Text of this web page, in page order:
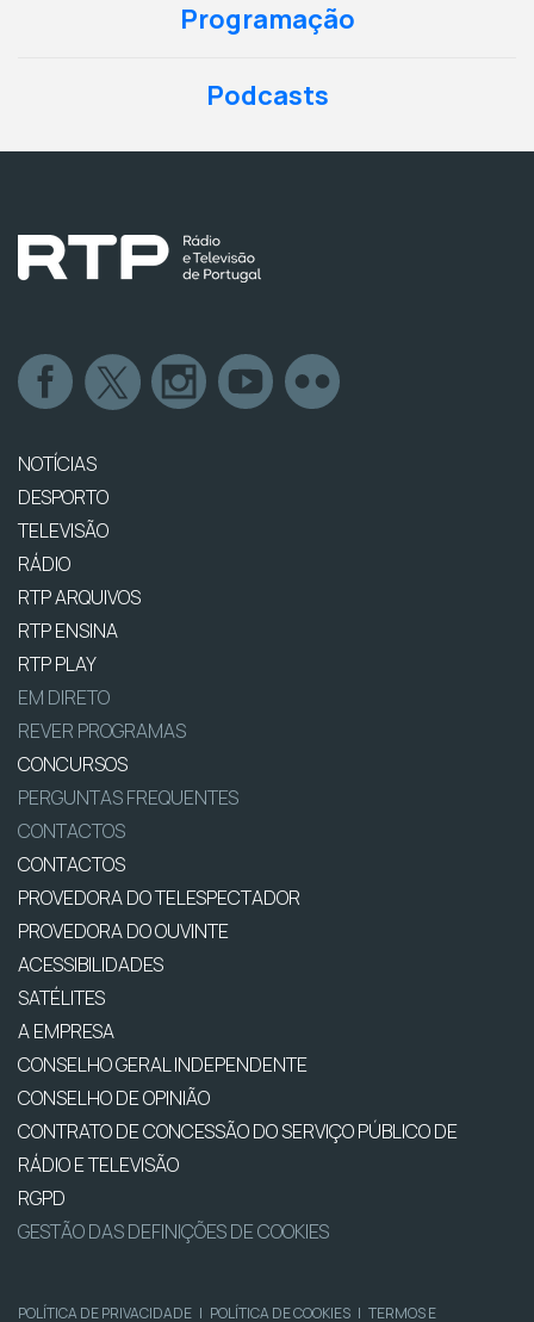
Programação
Podcasts
NOTÍCIAS
DESPORTO
TELEVISÃO
RÁDIO
RTP ARQUIVOS
RTP ENSINA
RTP PLAY
EM DIRETO
REVER PROGRAMAS
CONCURSOS
PERGUNTAS FREQUENTES
CONTACTOS
CONTACTOS
PROVEDORA DO TELESPECTADOR
PROVEDORA DO OUVINTE
ACESSIBILIDADES
SATÉLITES
A EMPRESA
CONSELHO GERAL INDEPENDENTE
CONSELHO DE OPINIÃO
CONTRATO DE CONCESSÃO DO SERVIÇO PÚBLICO DE
RÁDIO E TELEVISÃO
RGPD
GESTÃO DAS DEFINIÇÕES DE COOKIES
POLÍTICA DE PRIVACIDADE | POLÍTICA DE COOKIES | TERMOS E